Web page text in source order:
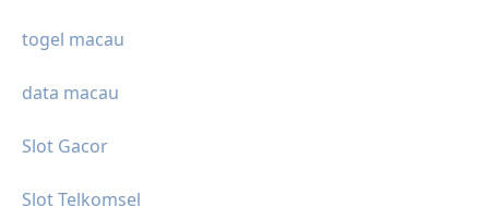
togel macau
data macau
Slot Gacor
Slot Telkomsel